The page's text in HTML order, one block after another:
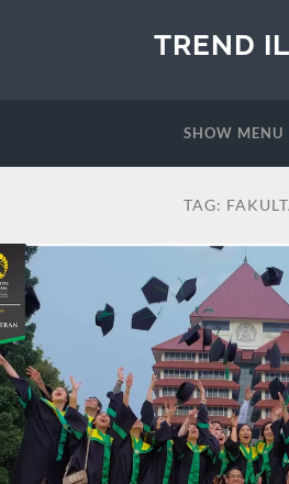
TREND
SHOW MENU
TAG: